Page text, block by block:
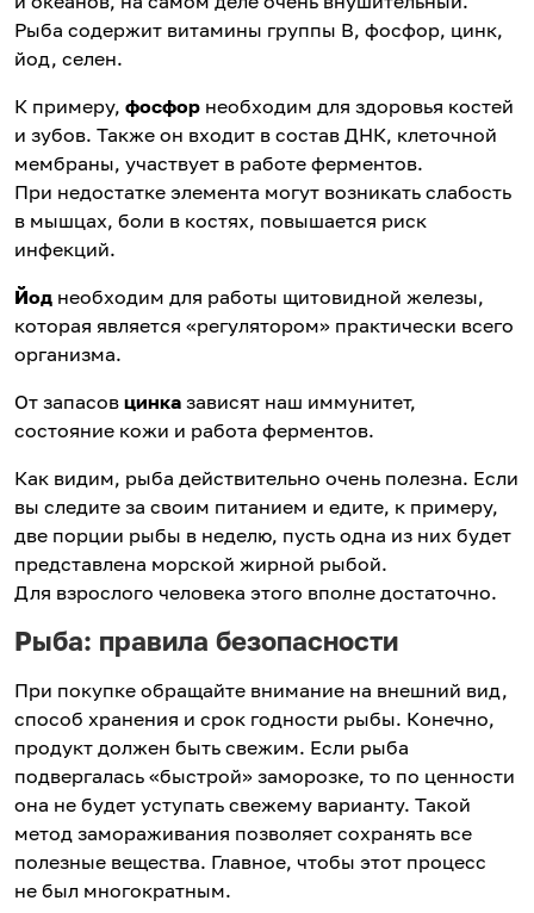
Рыба содержит витамины группы В, фосфор, цинк,
йод, селен.
К примеру, фосфор необходим для здоровья костей
и зубов. Также он входит в состав ДНК, клеточной
мембраны, участвует в работе ферментов.
При недостатке элемента могут возникать слабость
в мышцах, боли в костях, повышается риск
инфекций.
Йод необходим для работы щитовидной железы,
которая является «регулятором» практически всего
организма.
От запасов цинка зависят наш иммунитет,
состояние кожи и работа ферментов.
Как видим, рыба действительно очень полезна. Если
вы следите за своим питанием и едите, к примеру,
две порции рыбы в неделю, пусть одна из них будет
представлена морской жирной рыбой.
Для взрослого человека этого вполне достаточно.
Рыба: правила безопасности
При покупке обращайте внимание на внешний вид,
способ хранения и срок годности рыбы. Конечно,
продукт должен быть свежим. Если рыба
подвергалась «быстрой» заморозке, то по ценности
она не будет уступать свежему варианту. Такой
метод замораживания позволяет сохранять все
полезные вещества. Главное, чтобы этот процесс
не был многократным.